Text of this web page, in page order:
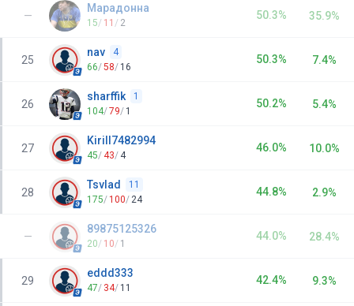
—
Марадонна
50.3%
15/ 11 / 2
35.9%
25
nav 4
50.3%
66/58/ 16
7.4%
26
sharffik 1
50.2%
104/79/ 1
5.4%
27
Kirill7482994
46.0%
45/ 43/ 4
10.0%
28
Tsvlad 11
44.8%
175/ 100/ 24
2.9%
—
89875125326
44.0%
20/ 10/ 1
28.4%
29
eddd333
42.4%
47/ 34/ 11
9.3%